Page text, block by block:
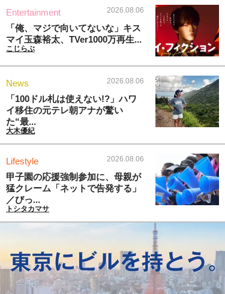
Entertainment 2026.08.06
「俺、マジで向いてないな」キス
マイ玉森裕太、TVer1000万再生...
こじらぶ
News 2026.08.06
「100ドル札は使えない!?」ハワ
イ移住の元テレ朝アナが驚い
た“最...
大木優紀
Lifestyle 2026.08.06
甲子園の応援強制参加に、母親が
猛クレーム「ネットで告発する」
／びっ...
トシタカマサ